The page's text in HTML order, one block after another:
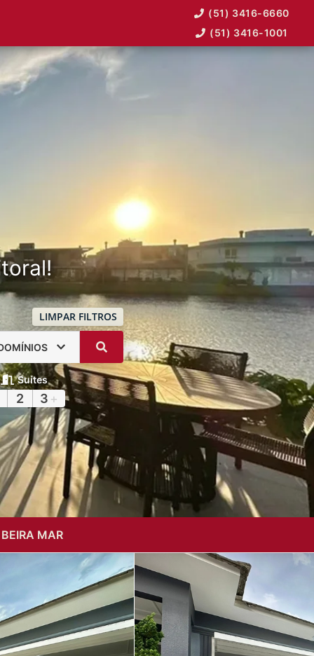
(51) 3416-6660
(51) 3416-1001
LIMPAR FILTROS
Suítes
2 3 +
MAR